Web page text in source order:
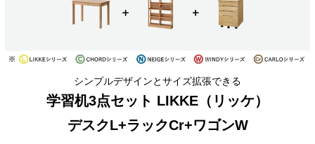
シンプルデザインとサイズ拡張できる
学習机3点セット LIKKE（リッケ）
デスクL+ラックCr+ワゴンW